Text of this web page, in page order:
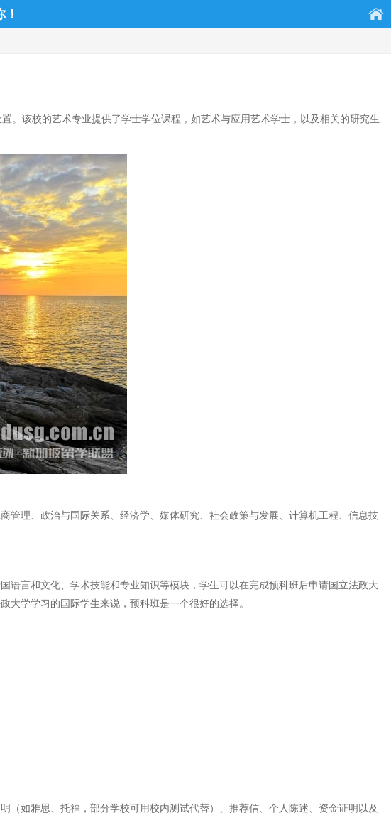
。该校的艺术专业提供了学士学位课程，如艺术与应用艺术学士，以及相关的研究生
管理、政治与国际关系、经济学、媒体研究、社会政策与发展、计算机工程、信息技
言和文化、学术技能和专业知识等模块，学生可以在完成预科班后申请国立法政大
学学习的国际学生来说，预科班是一个很好的选择。
如雅思、托福，部分学校可用校内测试代替）、推荐信、个人陈述、资金证明以及